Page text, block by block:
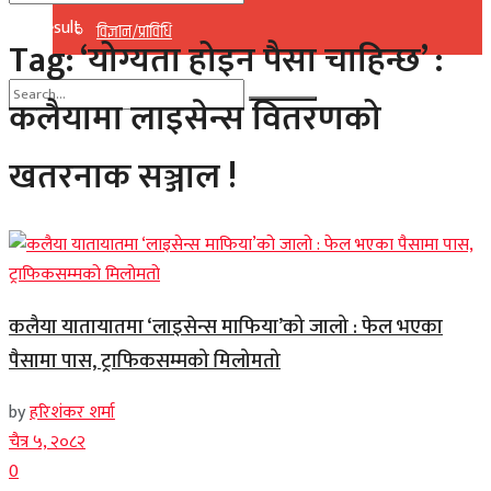
विज्ञान/प्राविधि
No Result
View All Result
No Result
View All Result
Tag:‘योग्यता होइन पैसा चाहिन्छ’ :
कलैयामा लाइसेन्स वितरणको
खतरनाक सञ्जाल !
कलैया यातायातमा ‘लाइसेन्स माफिया’को जालो : फेल भएका
पैसामा पास, ट्राफिकसम्मको मिलोमतो
byहरिशंकर शर्मा
चैत्र ५, २०८२
0